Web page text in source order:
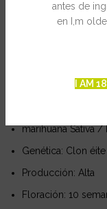
antes de
en I,m
I AM
Recomendada para
será útil para relajar
marihuana Sativa /
Genética: Clon
Producción: Alta
Floración: 10